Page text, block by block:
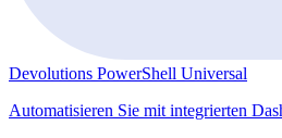
Devolutions PowerShell Universal
Automatisieren Sie mit integrierten